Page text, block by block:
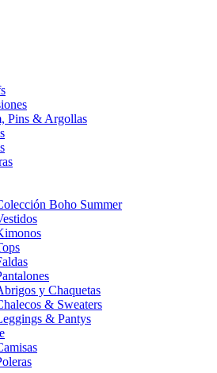
Pins & Argollas
Boho Summer
y Chaquetas
& Sweaters
& Pantys